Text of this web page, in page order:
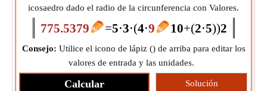
icosaedro dado el radio de la circunferencia con Valores.
775.5379 =5⋅3⋅(4⋅9 10+(2⋅5))2
Consejo: Utilice el icono de lápiz () de arriba para editar los
valores de entrada y las unidades.
Calcular Solución